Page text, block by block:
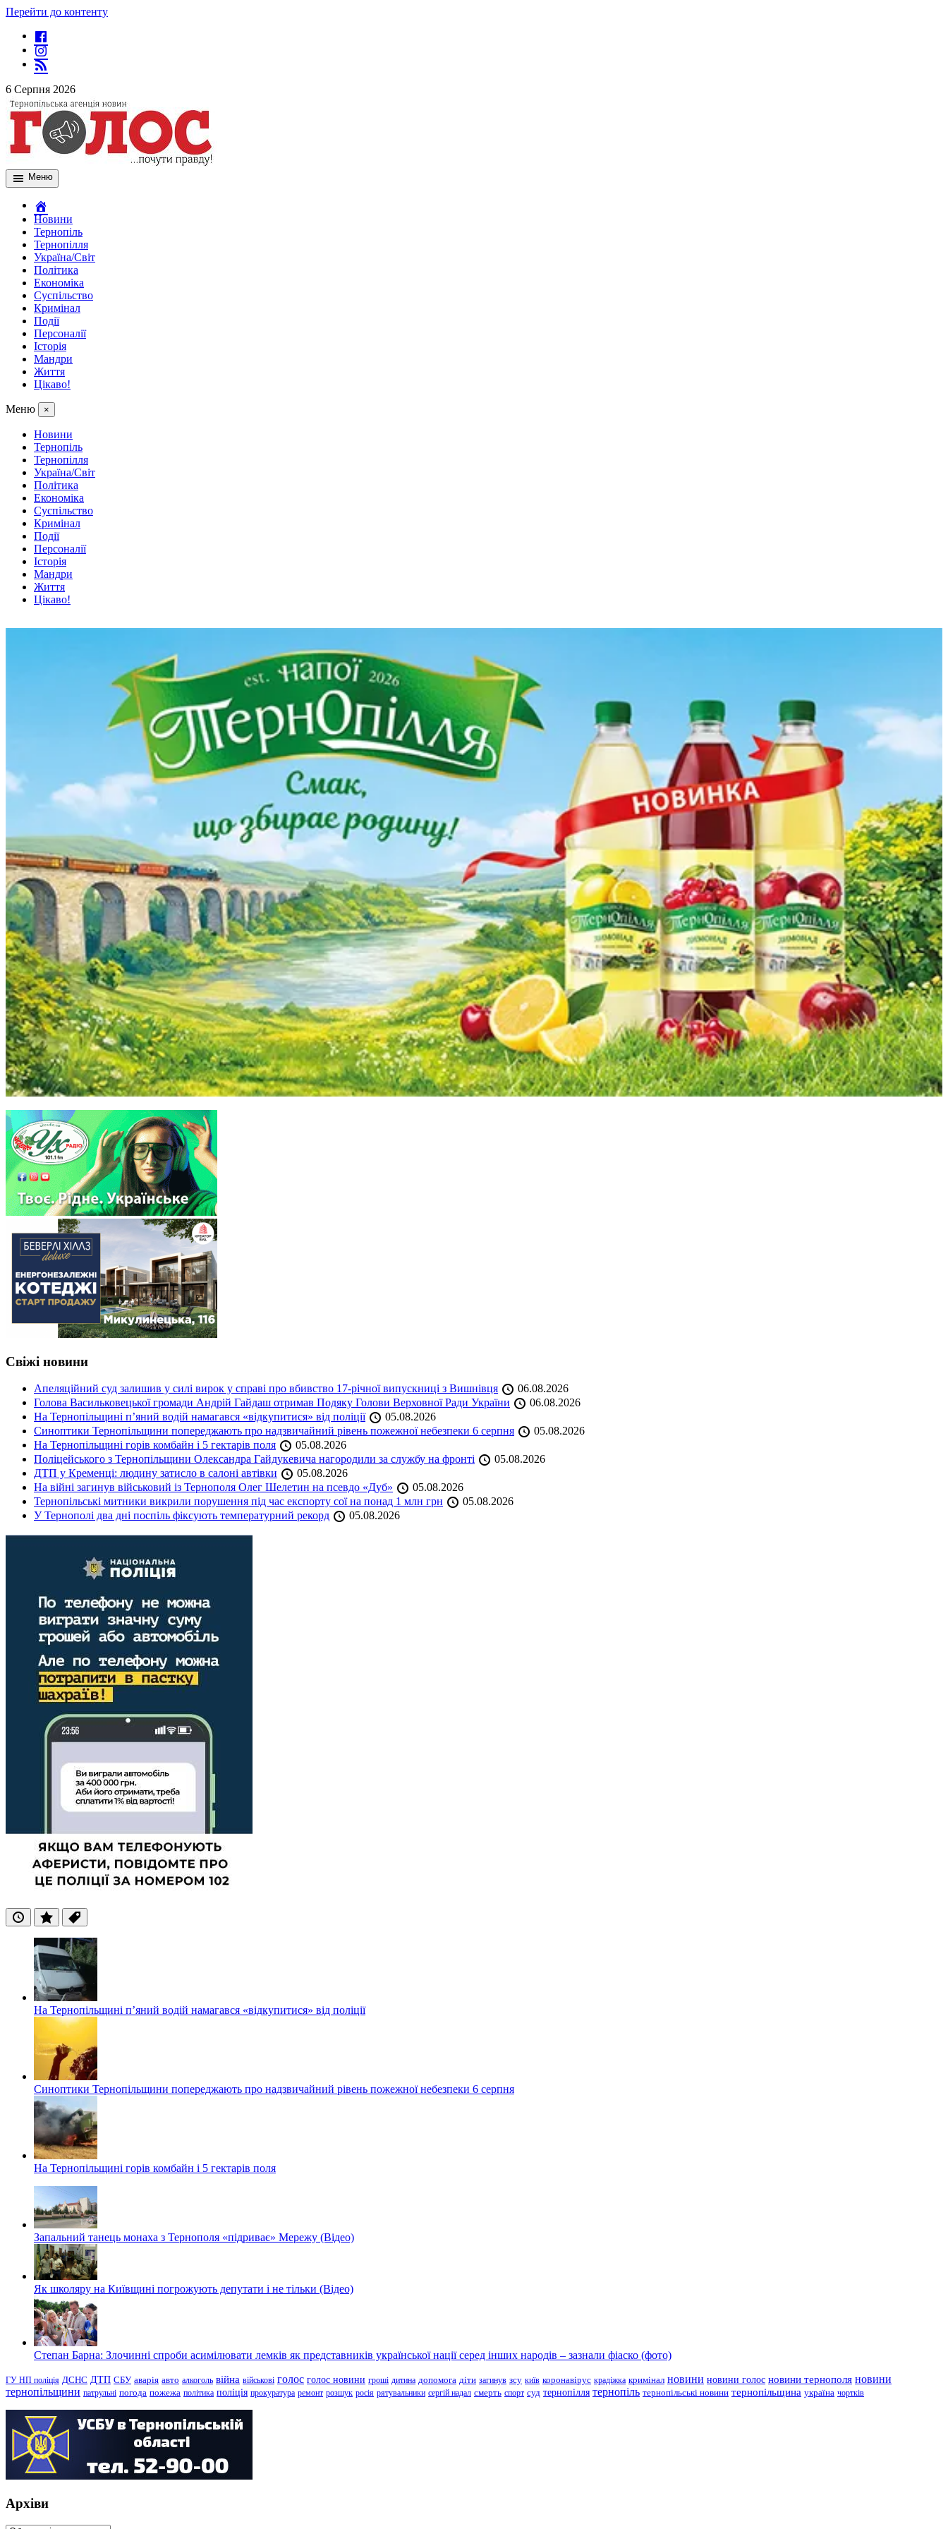
Перейти до контенту
6 Серпня 2026
Меню
Новини
Тернопіль
Тернопілля
Україна/Світ
Політика
Економіка
Суспільство
Кримінал
Події
Персоналії
Історія
Мандри
Життя
Цікаво!
Меню ×
Новини
Тернопіль
Тернопілля
Україна/Світ
Політика
Економіка
Суспільство
Кримінал
Події
Персоналії
Історія
Мандри
Життя
Цікаво!
Свіжі новини
Апеляційний суд залишив у силі вирок у справі про вбивство 17-річної випускниці з Вишнівця
06.08.2026
Голова Васильковецької громади Андрій Гайдаш отримав Подяку Голови Верховної Ради України
06.08.2026
На Тернопільщині п’яний водій намагався «відкупитися» від поліції
05.08.2026
Синоптики Тернопільщини попереджають про надзвичайний рівень пожежної небезпеки 6 серпня
05.08.2026
На Тернопільщині горів комбайн і 5 гектарів поля
05.08.2026
Поліцейського з Тернопільщини Олександра Гайдукевича нагородили за службу на фронті
05.08.2026
ДТП у Кременці: людину затисло в салоні автівки
05.08.2026
На війні загинув військовий із Тернополя Олег Шелетин на псевдо «Дуб»
05.08.2026
Тернопільські митники викрили порушення під час експорту сої на понад 1 млн грн
05.08.2026
У Тернополі два дні поспіль фіксують температурний рекорд
05.08.2026
ОстанніПопулярні
Теги
На Тернопільщині п’яний водій намагався «відкупитися» від поліції
Синоптики Тернопільщини попереджають про надзвичайний рівень пожежної небезпеки 6 серпня
На Тернопільщині горів комбайн і 5 гектарів поля
Запальний танець монаха з Тернополя «підриває» Мережу (Відео)
Як школяру на Київщині погрожують депутати і не тільки (Відео)
Степан Барна: Злочинні спроби асимілювати лемків як представників української нації серед інших народів – зазнали фіаско (фото)
ГУ НП поліція ДСНС ДТП СБУ аварія авто алкоголь війна військові голос голос новини гроші дитина допомога діти загинув зсу київ коронавірус крадіжка кримінал новини новини голос новини тернополя новини
тернопільщини патрульні погода пожежа політика поліція прокуратура ремонт розшук росія рятувальники сергій надал смерть спорт суд тернопілля тернопіль тернопільські новини тернопільщина україна чортків
Архіви